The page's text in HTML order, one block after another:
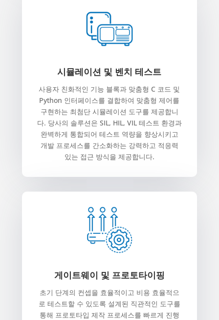
시뮬레이션 및 벤치 테스트
사용자 친화적인 기능 블록과 맞춤형 C 코드 및
Python 인터페이스를 결합하여 맞춤형 제어를
구현하는 최첨단 시뮬레이션 도구를 제공합니
다. 당사의 솔루션은 SIL, HIL, VIL 테스트 환경과
완벽하게 통합되어 테스트 역량을 향상시키고
개발 프로세스를 간소화하는 강력하고 적응력
있는 접근 방식을 제공합니다.
게이트웨이 및 프로토타이핑
초기 단계의 컨셉을 효율적이고 비용 효율적으
로 테스트할 수 있도록 설계된 직관적인 도구를
통해 프로토타입 제작 프로세스를 빠르게 진행